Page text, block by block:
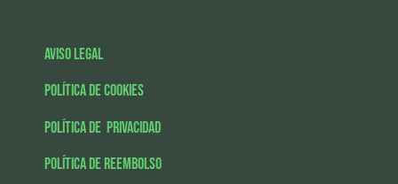
Aviso legal
Política de Cookies
Política de Privacidad
Política de Reembolso